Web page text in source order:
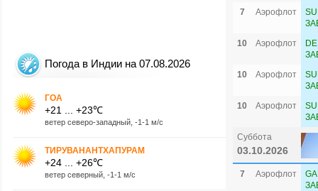
Погода в Индии на 07.08.2026
ГОА
+21 ... +23℃
ветер северо-западный, -1-1 м/с
ТИРУВАНАНТХАПУРАМ
+24 ... +26℃
ветер северный, -1-1 м/с
7
Аэрофлот
10
Аэрофлот
10
Аэрофлот
10
Аэрофлот
Суббота
03.10.2026
7 Аэрофлот